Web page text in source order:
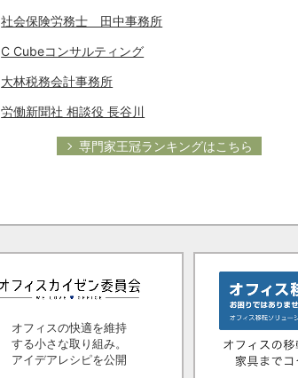
社会保険労務士 田中事務所
C Cubeコンサルティング
大林税務会計事務所
労働新聞社 相談役 長谷川
専門家王冠ランキングはこちら
オフィスの快適を維持
する小さな取り組み。
アイデアレシピを公開